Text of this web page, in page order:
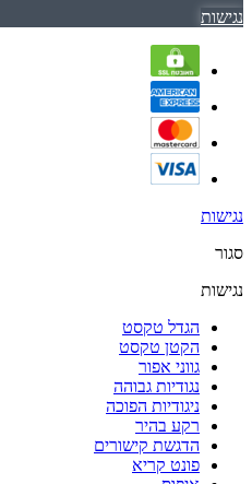
נגישות
נגישות
סגור
נגישות
הגדל טקסט
הקטן טקסט
גווני אפור
נגודיות גבוהה
ניגודיות הפוכה
רקע בהיר
הדגשת קישורים
פונט קריא